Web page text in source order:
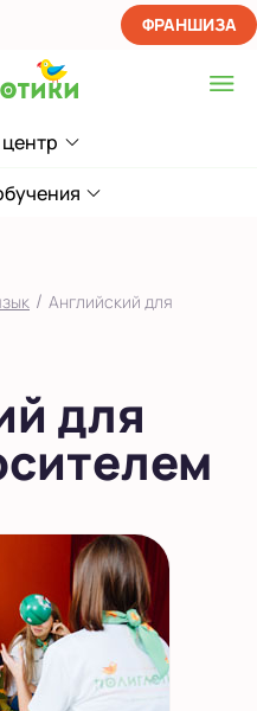
центр
ФРАНШИЗА
/ Английский для
для